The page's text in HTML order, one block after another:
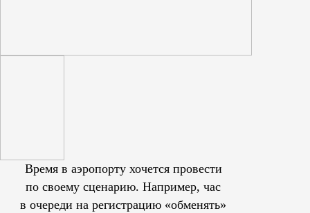
Время в аэропорту хочется провести
по своему сценарию. Например, час
в очереди на регистрацию «обменять»